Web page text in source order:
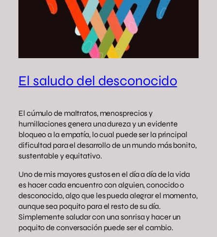
El saludo del desconocido
El cúmulo de maltratos, menosprecios y
humillaciones genera una dureza y un evidente
bloqueo a la empatía, lo cual puede ser la principal
dificultad para el desarrollo de un mundo más bonito,
sustentable y equitativo.
Uno de mis mayores gustos en el día a día de la vida
es hacer cada encuentro con alguien, conocido o
desconocido, algo que les pueda alegrar el momento,
aunque sea poquito para el resto de su día.
Simplemente saludar con una sonrisa y hacer un
poquito de conversación puede ser el cambio.